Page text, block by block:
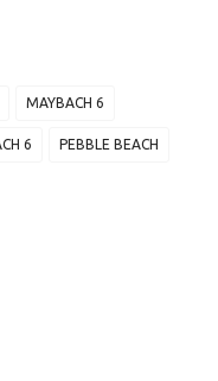
MAYBACH 6
6 PEBBLE BEACH